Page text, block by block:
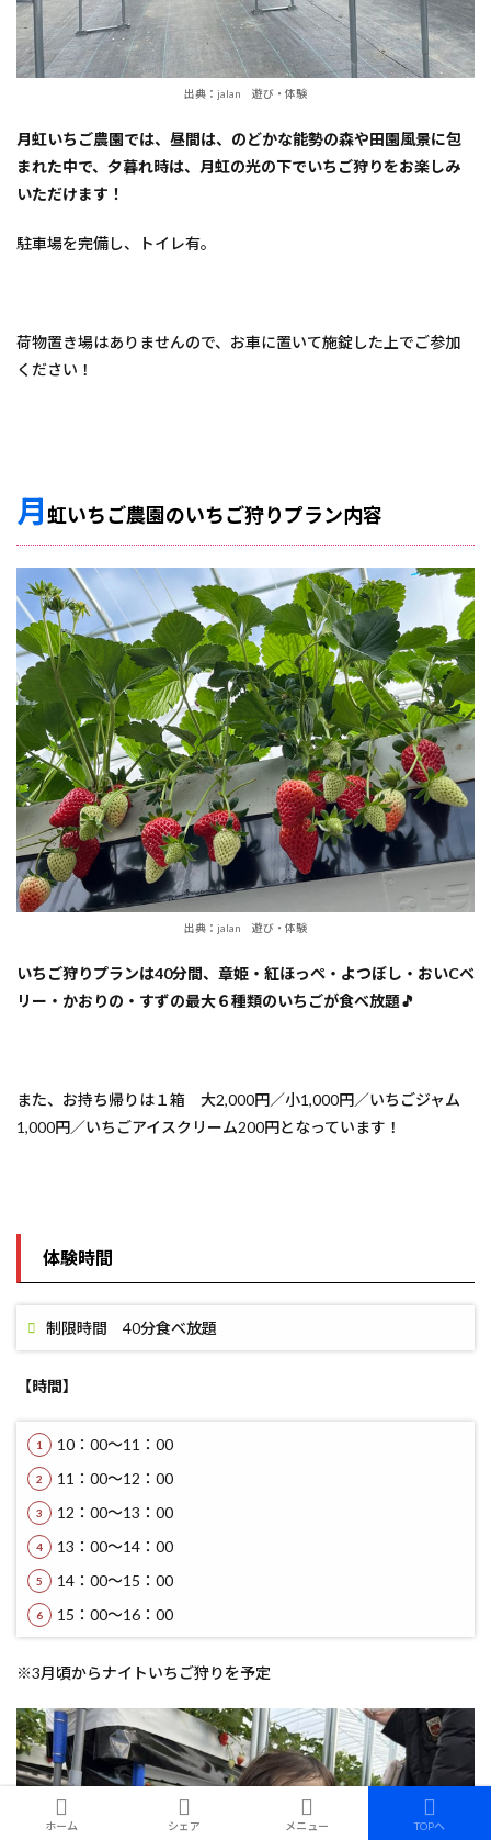
出典：jalan 遊び・体験
月虹いちご農園では、昼間は、のどかな能勢の森や田園風景に包
まれた中で、夕暮れ時は、月虹の光の下でいちご狩りをお楽しみ
いただけます！
駐車場を完備し、トイレ有。
荷物置き場はありませんので、お車に置いて施錠した上でご参加
ください！
月虹いちご農園のいちご狩りプラン内容
出典：jalan 遊び・体験
いちご狩りプランは40分間、章姫・紅ほっぺ・よつぼし・おいCベ
リー・かおりの・すずの最大６種類のいちごが食べ放題🎵
また、お持ち帰りは１箱 大2,000円／小1,000円／いちごジャム
1,000円／いちごアイスクリーム200円となっています！
体験時間
制限時間 40分食べ放題
【時間】
10：00～11：00
11：00～12：00
12：00～13：00
13：00～14：00
14：00～15：00
15：00～16：00
※3月頃からナイトいちご狩りを予定
ホーム シェア メニュー TOPへ